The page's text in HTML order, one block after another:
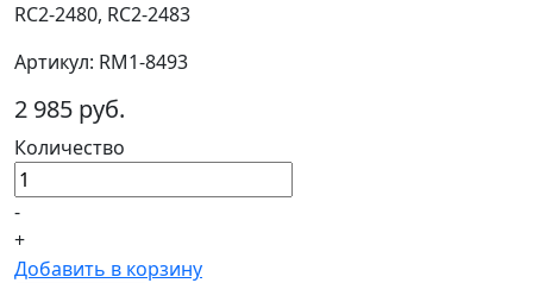
RC2-2480, RC2-2483
Артикул: RM1-8493
2 985 руб.
Количество
-
+
Добавить в корзину